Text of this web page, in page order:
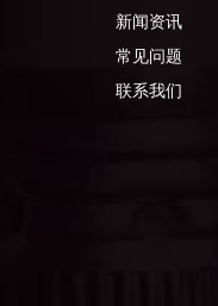
新闻资讯
常见问题
联系我们